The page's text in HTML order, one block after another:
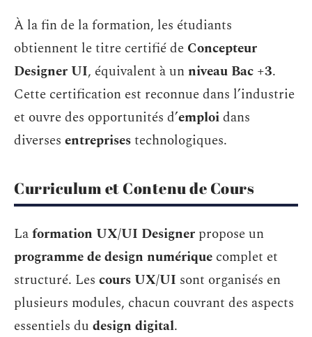
À la fin de la formation, les étudiants
obtiennent le titre certifié de Concepteur
Designer UI, équivalent à unniveau Bac +3.
Cette certification est reconnue dans l’industrie
et ouvre des opportunités d’emploidans
diverses entreprisestechnologiques.
Curriculum et Contenu de Cours
Laformation UX/UI Designer propose un
programme de design numérique complet et
structuré. Les cours UX/UI sont organisés en
plusieurs modules, chacun couvrant des aspects
essentiels du design digital.